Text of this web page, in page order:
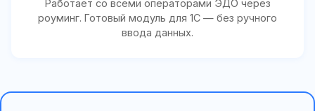
Работает со всеми операторами ЭДО через
роуминг. Готовый модуль для 1С — без ручного
ввода данных.